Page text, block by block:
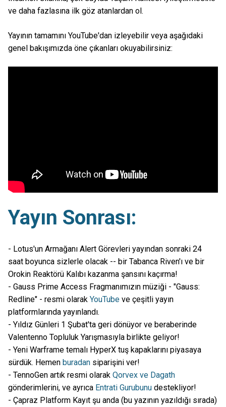
ve daha fazlasına ilk göz atanlardan ol.
Yayının tamamını YouTube'dan izleyebilir veya aşağıdaki
genel bakışımızda öne çıkanları okuyabilirsiniz:
Yayın Sonrası:
- Lotus'un Armağanı Alert Görevleri yayından sonraki 24
saat boyunca sizlerle olacak -- bir Tabanca Riven'ı ve bir
Orokin Reaktörü Kalıbı kazanma şansını kaçırma!
- Gauss Prime Access Fragmanımızın müziği - "Gauss:
Redline" - resmi olarak YouTube ve çeşitli yayın
platformlarında yayınlandı.
- Yıldız Günleri 1 Şubat'ta geri dönüyor ve beraberinde
Valentenno Topluluk Yarışmasıyla birlikte geliyor!
- Yeni Warframe temalı HyperX tuş kapaklarını piyasaya
sürdük. Hemen buradan siparişini ver!
- TennoGen artık resmi olarak Qorvex ve Dagath
gönderimlerini, ve ayrıca Entrati Gurubunu destekliyor!
- Çapraz Platform Kayıt şu anda (bu yazının yazıldığı sırada)